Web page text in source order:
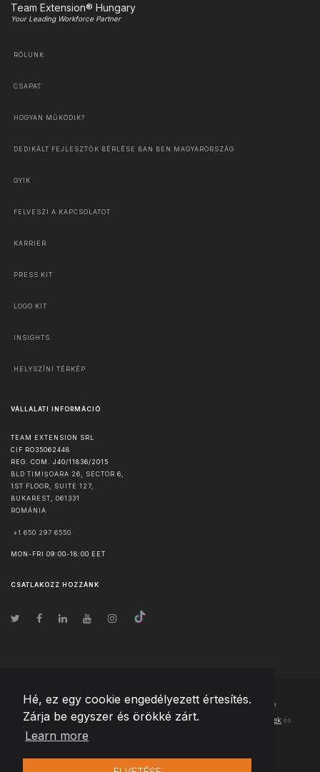
Hé, ez egy cookie engedélyezett értesítés.
Zárja be egyszer és örökké zárt.
Learn more
Team Extension® Hungary
Your Leading Workforce Partner
RÓLUNK
CSAPAT
HOGYAN MŰKÖDIK?
DEDIKÁLT FEJLESZTŐK BÉRLÉSE BAN BEN MAGYARORSZÁG
GYIK
FELVESZI A KAPCSOLATOT
KARRIER
PRESS KIT
LOGO KIT
INSIGHTS
HELYSZÍNI TÉRKÉP
VÁLLALATI INFORMÁCIÓ
TEAM EXTENSION SRL
CIF RO35062448
REG. COM. J40/11836/2015
BLD TIMIȘOARA 26, SECTOR 6,
1ST FLOOR, SUITE 127,
BUKAREST
061331
ROMÁNIA
+1 650 297 6550
MON-FRI 09:00-18:00 EET
CSATLAKOZZ HOZZÁNK
© Szerzői jog2026 Team Extension Hungary- Minden jog fenntartva
Changelog ● Ezen webhely használatával elfogadja Használati feltételek és